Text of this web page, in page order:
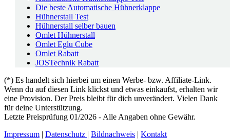
Die beste Automatische Hühnerklappe
Hühnerstall Test
Hühnerstall selber bauen
Omlet Hühnerstall
Omlet Eglu Cube
Omlet Rabatt
JOSTechnik Rabatt
(*) Es handelt sich hierbei um einen Werbe- bzw. Affiliate-Link.
Wenn du auf diesen Link klickst und etwas einkaufst, erhalten wir
eine Provision. Der Preis bleibt für dich unverändert. Vielen Dank
für deine Unterstützung.
Letzte Preisprüfung 01/2026 - Alle Angaben ohne Gewähr.
Impressum | Datenschutz | Bildnachweis | Kontakt